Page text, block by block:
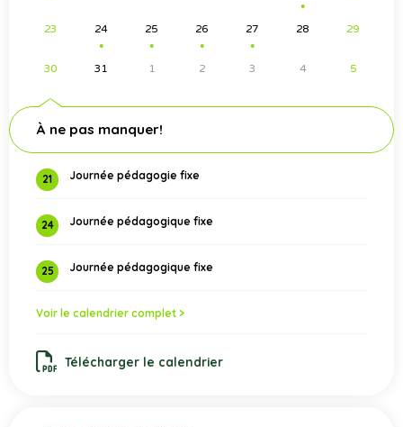
●
23 24
●
25
●
26
●
27
●
28 29
30 31 1 2 3 4 5
À ne pas manquer!
21 Journée pédagogie fixe
24 Journée pédagogique fixe
25 Journée pédagogique fixe
Voir le calendrier complet >
Télécharger le calendrier